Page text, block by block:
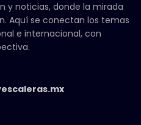
y noticias, donde la mirada
Aquí se conectan los temas
e internacional, con